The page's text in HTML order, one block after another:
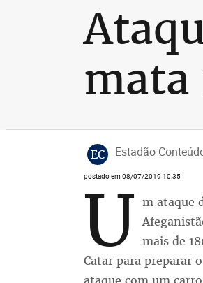
mata
EC Estadão
postado em 08/07/2019 10:35
U m ataque
mais de
Catar para preparar